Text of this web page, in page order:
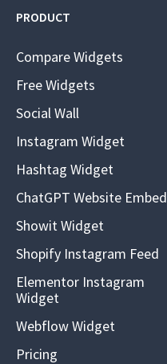
PRODUCT
Compare Widgets
Free Widgets
Social Wall
Instagram Widget
Hashtag Widget
ChatGPT Website Embed
Showit Widget
Shopify Instagram Feed
Elementor Instagram
Widget
Webflow Widget
Pricing